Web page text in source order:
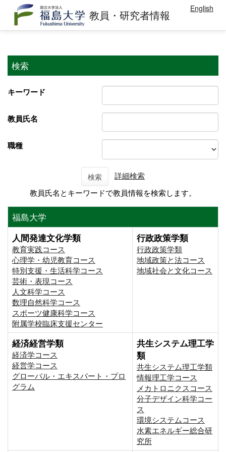
教員・研究者情報 English
検索
キーワード
教員氏名
職種
検索
詳細検索
教員氏名とキーワードで教員情報を検索します。
福島大学
人間発達文化学類
教育実践コース
心理学・幼児教育コース
特別支援・生活科学コース
芸術・表現コース
人文科学コース
数理自然科学コース
スポーツ健康科学コース
附属学校臨床支援センター
行政政策学類
行政政策学類
地域政策と法コース
地域社会と文化コース
経済経営学類
経済学コース
経営学コース
グローバル・エキスパート・プロ
グラム
共生システム理工学
類
共生システム理工学類
情報理工学コース
メカトロニクスコース
分子デザイン科学コー
ス
環境システムコース
⽔素エネルギー総合研
究所